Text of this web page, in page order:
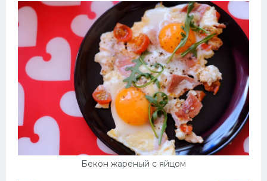
Бекон жареный с яйцом